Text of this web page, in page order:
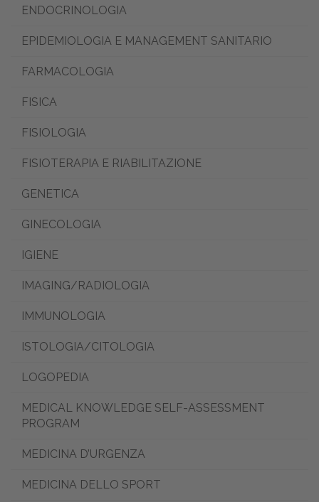
ENDOCRINOLOGIA
EPIDEMIOLOGIA E MANAGEMENT SANITARIO
FARMACOLOGIA
FISICA
FISIOLOGIA
FISIOTERAPIA E RIABILITAZIONE
GENETICA
GINECOLOGIA
IGIENE
IMAGING/RADIOLOGIA
IMMUNOLOGIA
ISTOLOGIA/CITOLOGIA
LOGOPEDIA
MEDICAL KNOWLEDGE SELF-ASSESSMENT
PROGRAM
MEDICINA D’URGENZA
MEDICINA DELLO SPORT